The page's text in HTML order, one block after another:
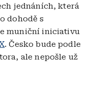
jednáních, která
dohodě s
muniční iniciativu
. Česko bude podle
ale nepošle už